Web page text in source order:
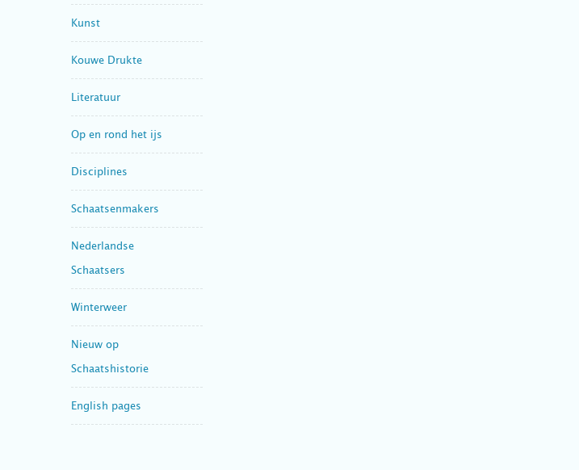
Kunst
Kouwe Drukte
Literatuur
Op en rond het ijs
Disciplines
Schaatsenmakers
Nederlandse
Schaatsers
Winterweer
Nieuw op
Schaatshistorie
English pages